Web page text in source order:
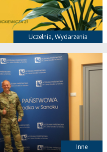
Uczelnia, Wydarzenia
Inne